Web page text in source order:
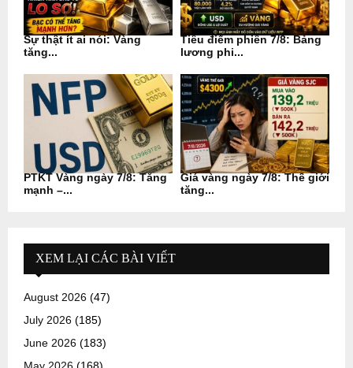
Sự thật ít ai nói: Vàng
tăng...
Tiêu điểm phiên 7/8: Bảng
lương phi...
PTKT Vàng ngày 7/8: Tăng
mạnh –...
Giá vàng ngày 7/8: Thế giới
tăng...
XEM LẠI CÁC BÀI VIẾT
August 2026 (47)
July 2026 (185)
June 2026 (183)